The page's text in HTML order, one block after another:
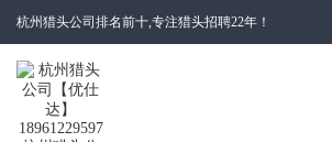
杭州猎头公司排名前十,专注猎头招聘22年！